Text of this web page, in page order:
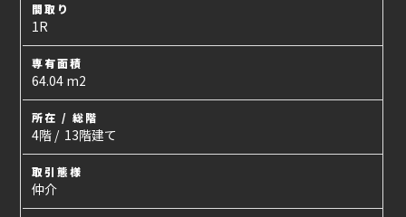
間取り
1R
専有面積
64.04 m2
所在 / 総階
4階 / 13階建て
取引態様
仲介